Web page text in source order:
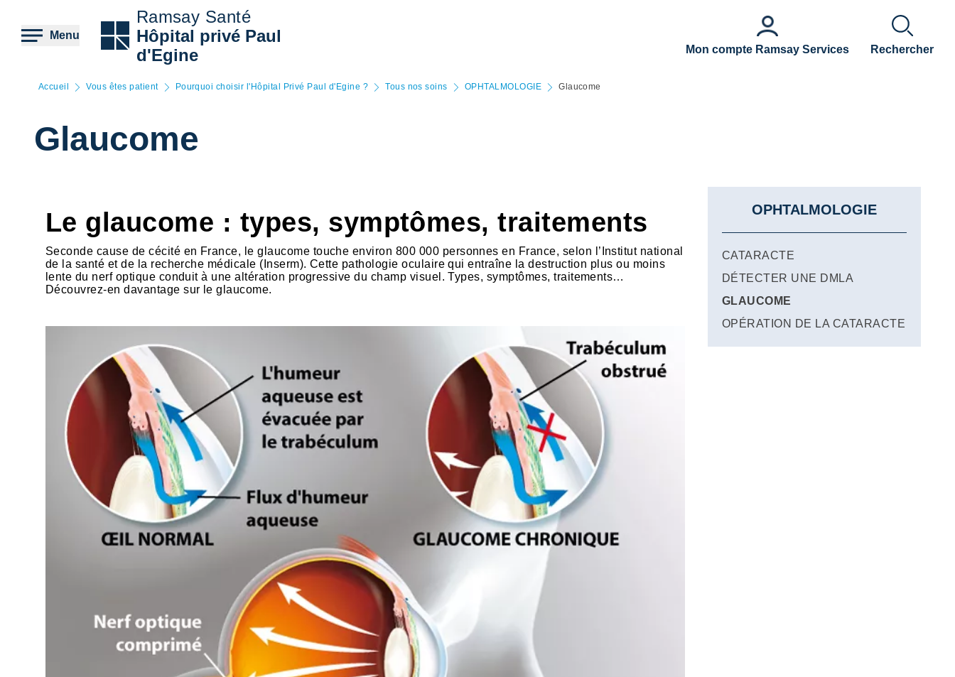
contenu
principal
Menu
Ramsay Santé
Hôpital privé Paul
d'Egine
Mon compte Ramsay Services Rechercher
Accueil Vous êtes patient Pourquoi choisir l'Hôpital Privé Paul d'Egine ? Tous nos soins OPHTALMOLOGIE Glaucome
Glaucome
Le glaucome : types, symptômes, traitements
Seconde cause de cécité en France, le glaucome touche environ 800 000 personnes en France, selon l’Institut national
de la santé et de la recherche médicale (Inserm). Cette pathologie oculaire qui entraîne la destruction plus ou moins
lente du nerf optique conduit à une altération progressive du champ visuel. Types, symptômes, traitements…
Découvrez-en davantage sur le glaucome.
OPHTALMOLOGIE
CATARACTE
DÉTECTER UNE DMLA
GLAUCOME
OPÉRATION DE LA CATARACTE